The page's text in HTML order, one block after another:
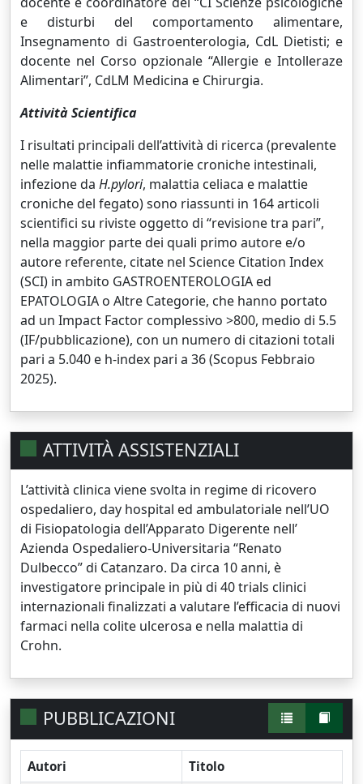
e disturbi del comportamento alimentare,
Insegnamento di Gastroenterologia, CdL Dietisti; e
docente nel Corso opzionale “Allergie e Intolleraze
Alimentari”, CdLM Medicina e Chirurgia.
Attività Scientifica
I risultati principali dell’attività di ricerca (prevalente
nelle malattie infiammatorie croniche intestinali,
infezione da H.pylori, malattia celiaca e malattie
croniche del fegato) sono riassunti in 164 articoli
scientifici su riviste oggetto di “revisione tra pari”,
nella maggior parte dei quali primo autore e/o
autore referente, citate nel Science Citation Index
(SCI) in ambito GASTROENTEROLOGIA ed
EPATOLOGIA o Altre Categorie, che hanno portato
ad un Impact Factor complessivo >800, medio di 5.5
(IF/pubblicazione), con un numero di citazioni totali
pari a 5.040 e h-index pari a 36 (Scopus Febbraio
2025).
ATTIVITÀ ASSISTENZIALI
L’attività clinica viene svolta in regime di ricovero
ospedaliero, day hospital ed ambulatoriale nell’UO
di Fisiopatologia dell’Apparato Digerente nell’
Azienda Ospedaliero-Universitaria “Renato
Dulbecco” di Catanzaro. Da circa 10 anni, è
investigatore principale in più di 40 trials clinici
internazionali finalizzati a valutare l’efficacia di nuovi
farmaci nella colite ulcerosa e nella malattia di
Crohn.
PUBBLICAZIONI
Autori Titolo